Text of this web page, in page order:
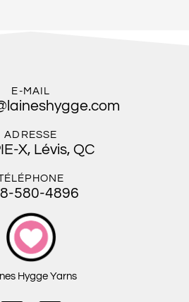
E-MAIL
ADRESSE
X, Lévis, QC
580-4896
Hygge Yarns